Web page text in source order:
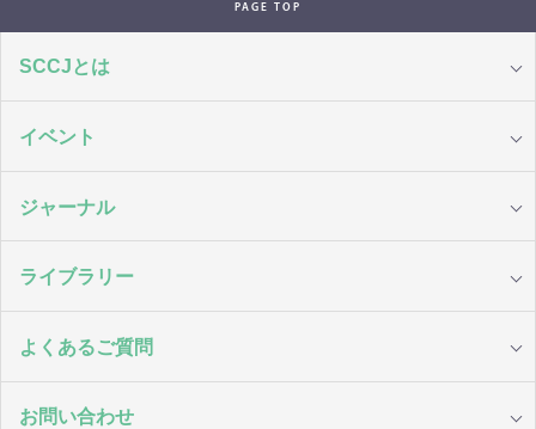
PAGE TOP
SCCJとは
イベント
ジャーナル
ライブラリー
よくあるご質問
お問い合わせ